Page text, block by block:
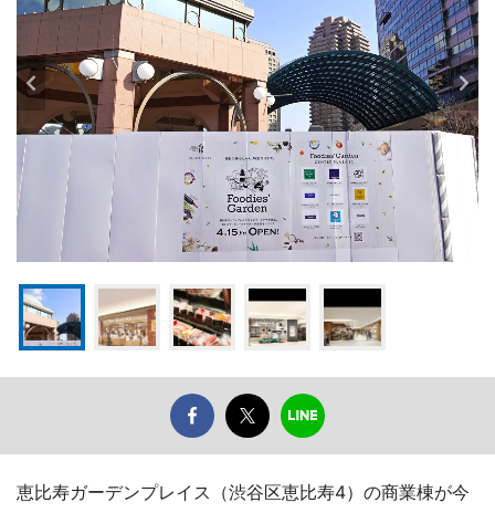
恵比寿ガーデンプレイス（渋谷区恵比寿4）の商業棟が今